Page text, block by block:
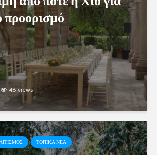
προορισμό
48 views
ΤΟΠΙΚΑ ΝΕΑ